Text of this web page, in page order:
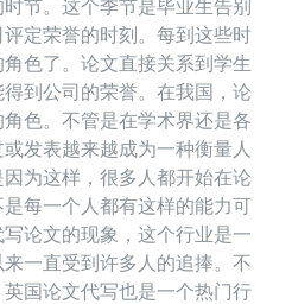
节。这个季节是毕业生告别
定荣誉的时刻。每到这些时
色了。论文直接关系到学生
到公司的荣誉。在我国，论
色。不管是在学术界还是各
发表越来越成为一种衡量人
为这样，很多人都开始在论
每一个人都有这样的能力可
论文的现象，这个行业是一
一直受到许多人的追捧。不
国论文代写也是一个热门行